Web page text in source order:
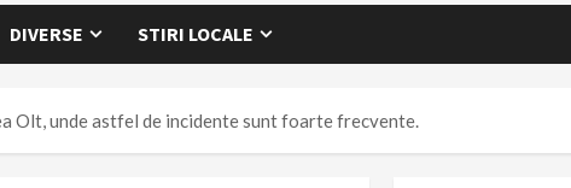
DIVERSE STIRI LOCALE
Olt, unde astfel de incidente sunt foarte frecvente.